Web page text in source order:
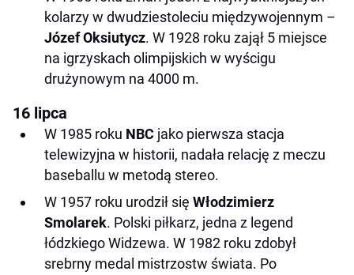
kolarzy w dwudziestoleciu międzywojennym –
Józef Oksiutycz. W 1928 roku zajął 5 miejsce
na igrzyskach olimpijskich w wyścigu
drużynowym na 4000 m.
16 lipca
W 1985 roku NBC jako pierwsza stacja
telewizyjna w historii, nadała relację z meczu
baseballu w metodą stereo.
W 1957 roku urodził się Włodzimierz
Smolarek. Polski piłkarz, jedna z legend
łódzkiego Widzewa. W 1982 roku zdobył
srebrny medal mistrzostw świata. Po